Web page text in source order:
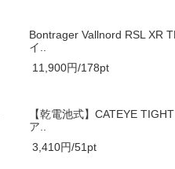
Bontrager Vallnord RSL XR
イ..
11,900円/178pt
【乾電池式】CATEYE
ア..
3,410円/51pt